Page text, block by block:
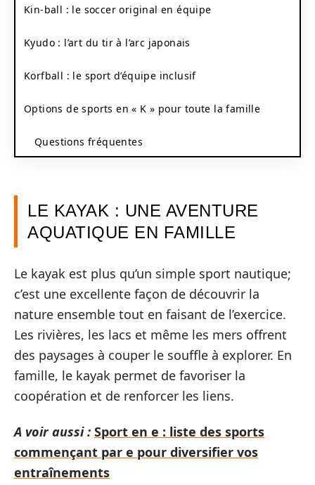
Kin-ball : le soccer original en équipe
Kyudo : l’art du tir à l’arc japonais
Korfball : le sport d’équipe inclusif
Options de sports en « K » pour toute la famille
Questions fréquentes
LE KAYAK : UNE AVENTURE
AQUATIQUE EN FAMILLE
Le kayak est plus qu’un simple sport nautique;
c’est une excellente façon de découvrir la
nature ensemble tout en faisant de l’exercice.
Les rivières, les lacs et même les mers offrent
des paysages à couper le souffle à explorer. En
famille, le kayak permet de favoriser la
coopération et de renforcer les liens.
A voir aussi : Sport en e : liste des sports
commençant par e pour diversifier vos
entraînements